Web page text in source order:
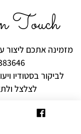
Touch
מזמינה אתכם
לביקור בסטודיו
לצלצל
רוצים להיות